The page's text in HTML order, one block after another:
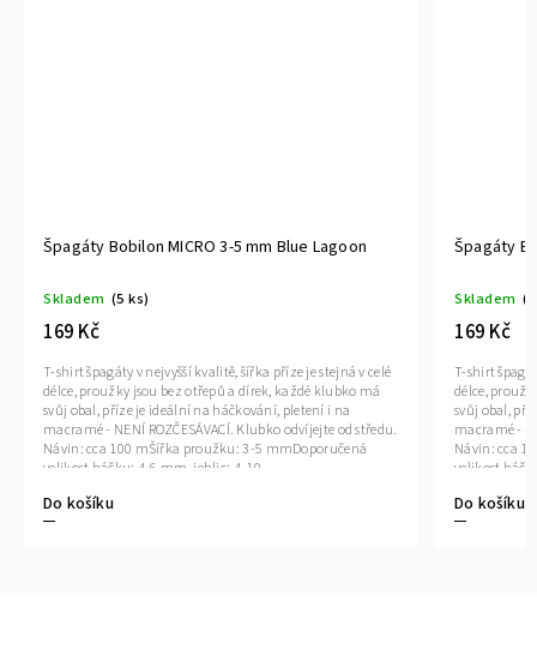
Špagáty Bobilon MICRO 3-5 mm Tiffany
Skladem (3 ks)
169 Kč
Do košíku
T-shirt špagáty v nejvyšší kvalitě, šířka příze je stejná v celé
délce, proužky jsou bez otřepů a dírek, každé klubko má
svůj obal, příze je ideální na háčkování, pletení i na
macramé - NENÍ ROZČESÁVACÍ. Klubko odvíjejte od středu.
Návin: cca 100 mŠířka proužku: 3-5 mmDoporučená
velikost háčku: 4-6 mm, jehlic: 4-10
Skladem
169 Kč
Do
T-shirt
délce,
svůj obal,
macramé
Návin:
velikost